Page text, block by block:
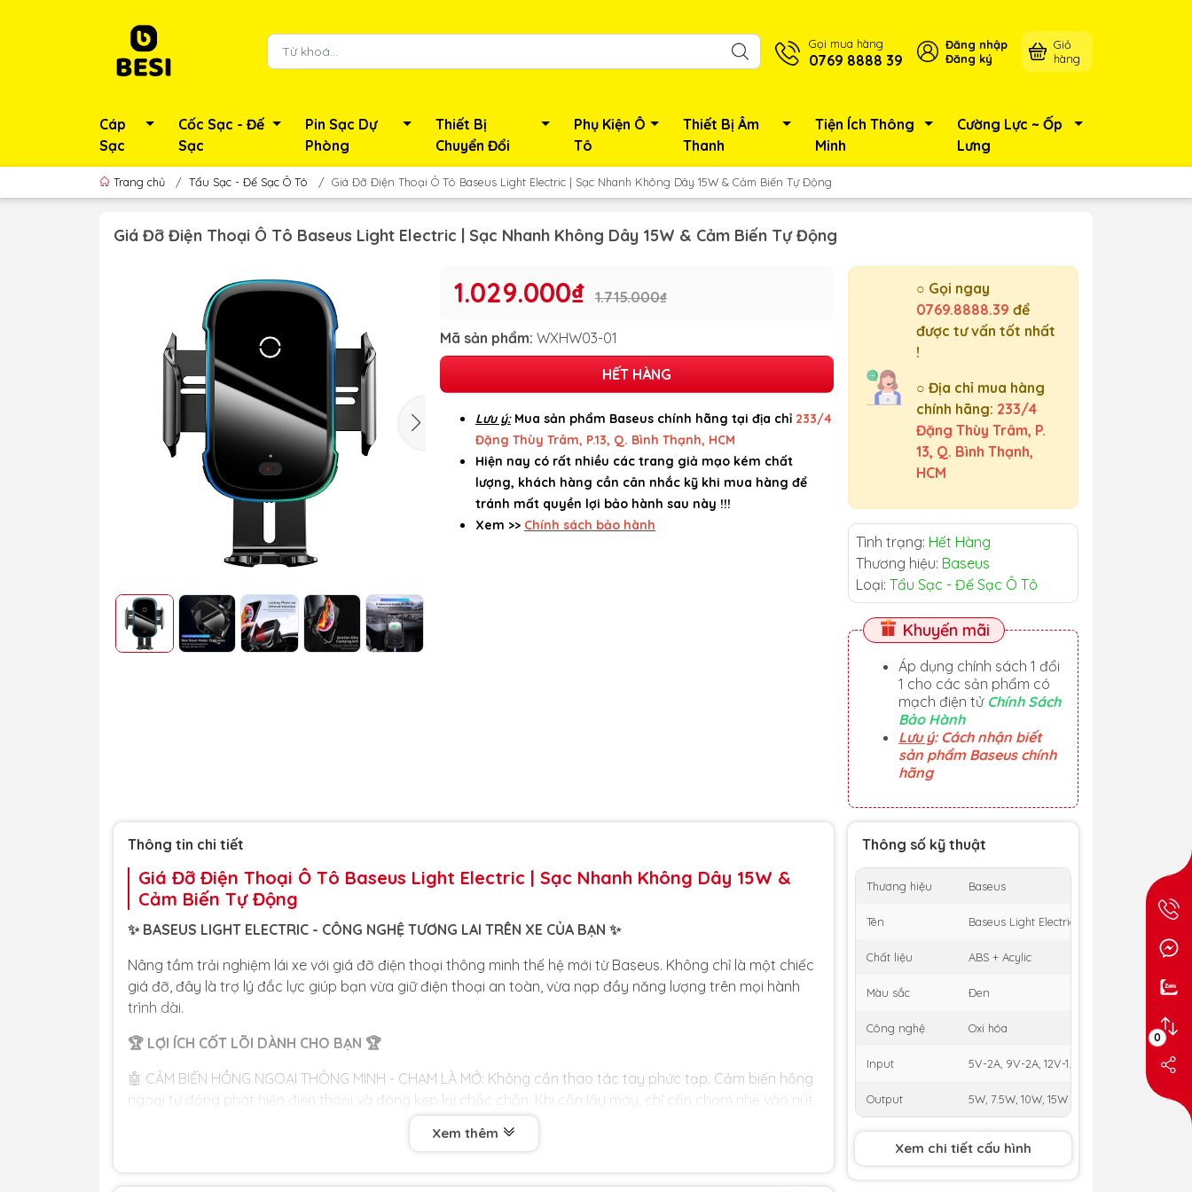
Gọi mua hàng
0769 8888 39
Đăng nhập
Đăng ký
Giỏ
hàng
Cáp
Sạc
Cốc Sạc - Đế
Sạc
Pin Sạc Dự
Phòng
Thiết Bị
Chuyển Đổi
Phụ Kiện Ô
Tô
Thiết Bị Âm
Thanh
Tiện Ích Thông
Minh
Cường Lực ~ Ốp
Lưng
Trang chủ / Tẩu Sạc - Đế Sạc Ô Tô / Giá Đỡ Điện Thoại Ô Tô Baseus Light Electric | Sạc Nhanh Không Dây 15W & Cảm Biến Tự Động
Giá Đỡ Điện Thoại Ô Tô Baseus Light Electric | Sạc Nhanh Không Dây 15W & Cảm Biến Tự Động
1.029.000₫ 1.715.000₫
Mã sản phẩm: WXHW03-01
HẾT HÀNG
Lưu ý: Mua sản phẩm Baseus chính hãng tại địa chỉ 233/4
Đặng Thùy Trâm, P.13, Q. Bình Thạnh, HCM
Hiện nay có rất nhiều các trang giả mạo kém chất
lượng, khách hàng cần cân nhắc kỹ khi mua hàng để
tránh mất quyền lợi bảo hành sau này !!!
Xem >> Chính sách bảo hành
0
○ Gọi ngay
0769.8888.39 để
được tư vấn tốt nhất
!
○ Địa chỉ mua hàng
chính hãng: 233/4
Đặng Thùy Trâm, P.
13, Q. Bình Thạnh,
HCM
Tình trạng: Hết Hàng
Thương hiệu: Baseus
Loại: Tẩu Sạc - Đế Sạc Ô Tô
Khuyến mãi
Áp dụng chính sách 1 đổi
1 cho các sản phẩm có
mạch điện tử Chính Sách
Bảo Hành
Lưu ý: Cách nhận biết
sản phẩm Baseus chính
hãng
Thông số kỹ thuật
Thương hiệu Baseus
Tên Baseus Light Electric Holder Wireless
Chất liệu ABS + Acylic
Màu sắc Đen
Công nghệ Oxi hóa
Input 5V-2A, 9V-2A, 12V-1.67A
Output 5W, 7.5W, 10W, 15W
Xem chi tiết cấu hình
Thông tin chi tiết
Giá Đỡ Điện Thoại Ô Tô Baseus Light Electric | Sạc Nhanh Không Dây 15W &
Cảm Biến Tự Động
✨ BASEUS LIGHT ELECTRIC - CÔNG NGHỆ TƯƠNG LAI TRÊN XE CỦA BẠN ✨
Nâng tầm trải nghiệm lái xe với giá đỡ điện thoại thông minh thế hệ mới từ Baseus. Không chỉ là một chiếc
giá đỡ, đây là trợ lý đắc lực giúp bạn vừa giữ điện thoại an toàn, vừa nạp đầy năng lượng trên mọi hành
trình dài.
🏆 LỢI ÍCH CỐT LÕI DÀNH CHO BẠN 🏆
🤖 CẢM BIẾN HỒNG NGOẠI THÔNG MINH - CHẠM LÀ MỞ: Không cần thao tác tay phức tạp. Cảm biến hồng
ngoại tự động phát hiện điện thoại và đóng kẹp lại chắc chắn. Khi cần lấy máy, chỉ cần chạm nhẹ vào nút
cảm ứng kim loại bên cạnh, kẹp sẽ mở ra trong 0.1 giây.
⚡ SẠC KHÔNG DÂY 15W - ĐẶT LÀ SẠC: Tốc độ sạc vượt trội ngay cả khi đang sử dụng định vị GPS. Cuộn
cảm ứng từ được nâng cấp giúp nhận diện thiết bị cực nhạy, hỗ trợ sạc nhanh chuẩn Qi lên đến 15W cho
Xem thêm